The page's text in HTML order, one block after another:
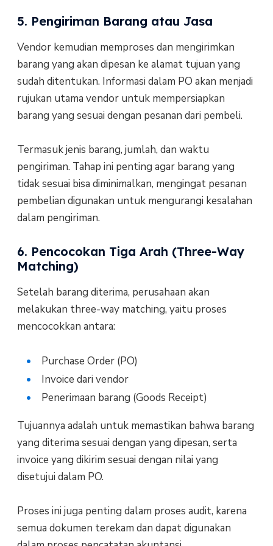
5. Pengiriman Barang atau Jasa
Vendor kemudian memproses dan mengirimkan
barang yang akan dipesan ke alamat tujuan yang
sudah ditentukan. Informasi dalam PO akan menjadi
rujukan utama vendor untuk mempersiapkan
barang yang sesuai dengan pesanan dari pembeli.
Termasuk jenis barang, jumlah, dan waktu
pengiriman. Tahap ini penting agar barang yang
tidak sesuai bisa diminimalkan, mengingat pesanan
pembelian digunakan untuk mengurangi kesalahan
dalam pengiriman.
6. Pencocokan Tiga Arah (Three-Way
Matching)
Setelah barang diterima, perusahaan akan
melakukan three-way matching, yaitu proses
mencocokkan antara:
Purchase Order (PO)
Invoice dari vendor
Penerimaan barang (Goods Receipt)
Tujuannya adalah untuk memastikan bahwa barang
yang diterima sesuai dengan yang dipesan, serta
invoice yang dikirim sesuai dengan nilai yang
disetujui dalam PO.
Proses ini juga penting dalam proses audit, karena
semua dokumen terekam dan dapat digunakan